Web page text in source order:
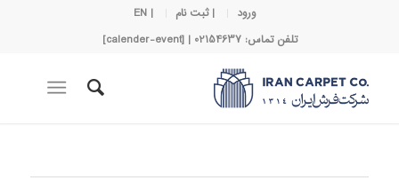
ورود | ثبت نام
| EN
تلفن تماس: 02154637 | [calender-event]